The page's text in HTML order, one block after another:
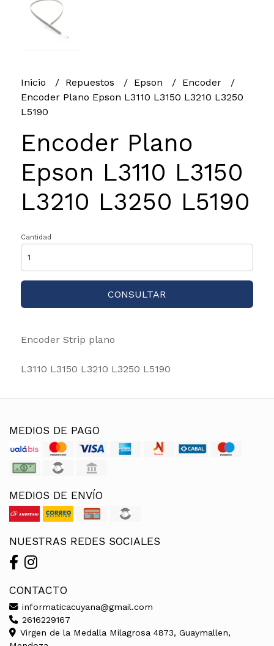
Inicio Repuestos Epson
Encoder
Encoder Plano Epson L3110 L3150 L3210 L3250
L5190
Encoder Plano
Epson L3110 L3150
L3210 L3250 L5190
Cantidad
CONSULTAR
Encoder Strip plano
L3110 L3150 L3210 L3250 L5190
MEDIOS DE PAGO
MEDIOS DE ENVÍO
NUESTRAS REDES SOCIALES
CONTACTO
informaticacuyana@gmail.com
2616229167
Virgen de la Medalla Milagrosa 4873, Guaymallen,